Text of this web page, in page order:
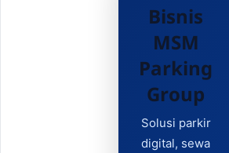
Bisnis
MSM
Parking
Group
Solusi parkir
digital, sewa